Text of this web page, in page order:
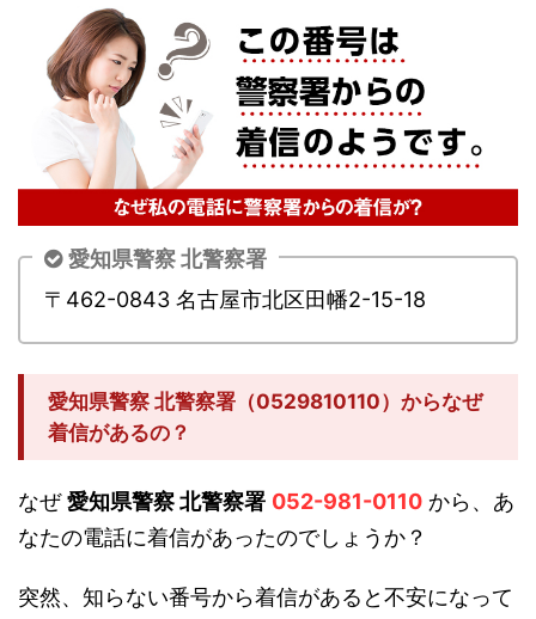
愛知県警察 北警察署
〒462-0843 名古屋市北区田幡2-15-18
愛知県警察 北警察署（0529810110）からなぜ
着信があるの？
なぜ愛知県警察 北警察署 052-981-0110 から、あ
なたの電話に着信があったのでしょうか？
突然、知らない番号から着信があると不安になって